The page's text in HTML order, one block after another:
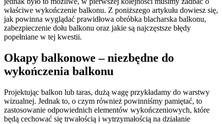
właściwe wykończenie balkonu. Z poniższego artykułu dowiesz się,
jak powinna wyglądać prawidłowa obróbka blacharska balkonu,
zabezpieczenie dołu balkonu oraz jakie są najczęstsze błędy
popełniane w tej kwestii.
Okapy balkonowe ‒ niezbędne do
wykończenia balkonu
Projektując balkon lub taras, dużą wagę przykładamy do warstwy
wizualnej. Jednak to, o czym również powinniśmy pamiętać, to
zastosowanie odpowiednich elementów wykończeniowych, które
będą cechować się trwałością i wytrzymałością na działanie